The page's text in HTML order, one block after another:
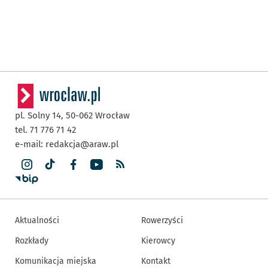
pl. Solny 14, 50-062 Wrocław
tel. 71 776 71 42
e-mail: redakcja@araw.pl
Aktualności
Rozkłady
Komunikacja miejska
Rowerzyści
Kierowcy
Kontakt